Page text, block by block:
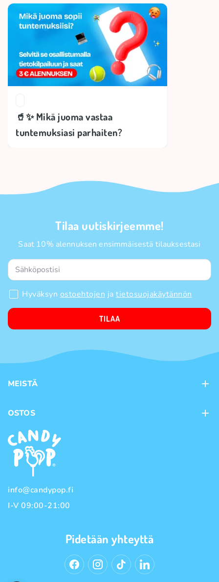
🥤✨ Mikä juoma vastaa
tuntemuksiasi parhaiten?
Tilaa uutiskirjeemme!
Saat 10% alennuksen ensimmäisestä tilauksestasi
Hyväksyn ostoehtojen ja tietosuojakäytännön
TILAA
MEISTÄ
Kanta-asiakasohjelma
Tuotemerkit
OSTOS
Maksutavat
Toimitustavat
Käyttöehdot
Tietosuojakäytäntö
info@candypop.fi
I-V 09:00-21:00
Pidetään yhteyttä